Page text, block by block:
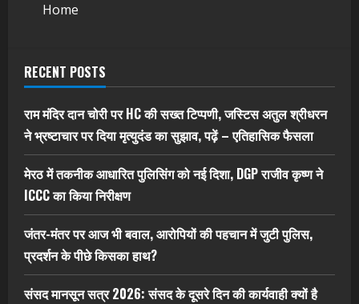
Home
RECENT POSTS
राम मंदिर दान चोरी पर HC की सख्त टिप्पणी, जस्टिस अतुल श्रीधरन
ने भ्रष्टाचार पर द‍िया मृत्युदंड का सुझाव, पढ़ें – एत‍िहास‍िक फैसला
मेरठ में तकनीक आधारित पुलिसिंग को नई दिशा, DGP राजीव कृष्ण ने
ICCC का किया निरीक्षण
जंतर-मंतर पर आज भी बवाल, आरोपियों की पहचान में जुटी पुलिस,
प्रदर्शन के पीछे किसका हाथ?
संसद मानसून सत्र 2026: संसद के दूसरे दिन की कार्यवाही क्यों है